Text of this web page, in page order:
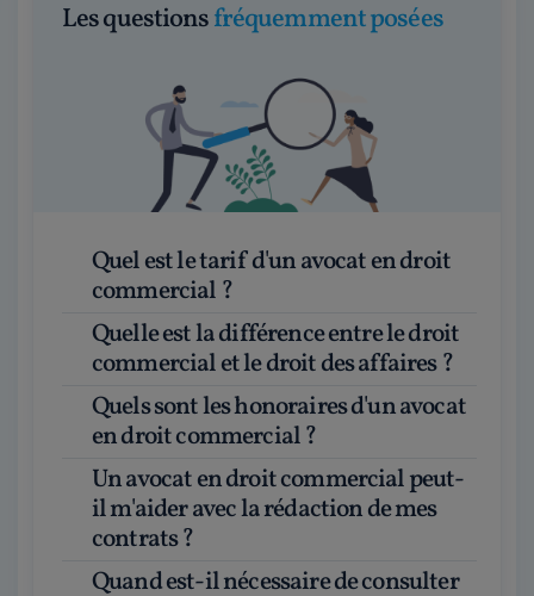
Les questionsfréquemment posées
Quel est le tarif d'un avocat en droit
commercial ?
Quelle est la différence entre le droit
commercial et le droit des affaires ?
Quels sont les honoraires d'un avocat
en droit commercial ?
Un avocat en droit commercial peut-
il m'aider avec la rédaction de mes
contrats ?
Quand est-il nécessaire de consulter